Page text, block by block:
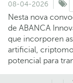
08-04-2026
Nesta nova
de ABANCA
que incorporen
artificial,
potencial para